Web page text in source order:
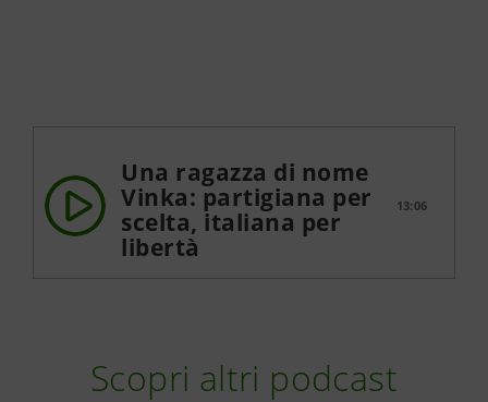
Una ragazza di nome
Vinka: partigiana per
scelta, italiana per
libertà
13:06
Scopri altri podcast